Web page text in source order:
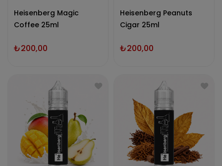
Heisenberg Magic
Coffee 25ml
₺200,00
Heisenberg Peanuts
Cigar 25ml
₺200,00